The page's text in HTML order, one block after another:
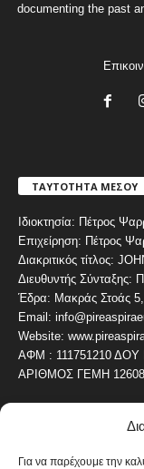
Για να παρέχουμε την
documenting the past
ΤΑΥΤΟΤΗΤΑ ΜΕΣΟΥ
Ιδιοκτησία: Πέτρος
Επιχείρηση: Πέτρος
Διακριτικός τίτλος:
Διευθυντής Σύνταξης:
Έδρα: Μακράς Στοάς 5,
Email:
Website:
ΑΦΜ : 111751210
ΑΡΙΘΜΟΣ ΓΕΜΗ
ΔΗΜΟΦΙΛΗ
ΝΕΑ ΤΟΥ ΠΕΙΡΑΙΑ